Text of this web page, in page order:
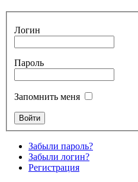
Логин
Пароль
Запомнить меня
Забыли пароль?
Забыли логин?
Регистрация